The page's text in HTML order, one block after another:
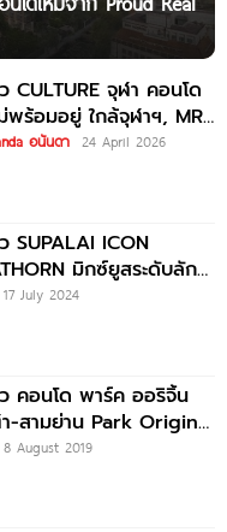
CULTURE จุฬา คอนโด
พร้อมอยู่ ใกล้จุฬาฯ, MRT
ย่าน และ BTS ศาลาแดง
อนันดา 24 April 2026
SUPALAI ICON
มิกซ์ยูสระดับลัก
รี่ แลนด์มาร์กใหม่ บน
17 July 2024
คอนโด พาร์ค ออริจิ้น
-สามย่าน Park Origin
Samyan ใกล้ MRT
8 August 2019